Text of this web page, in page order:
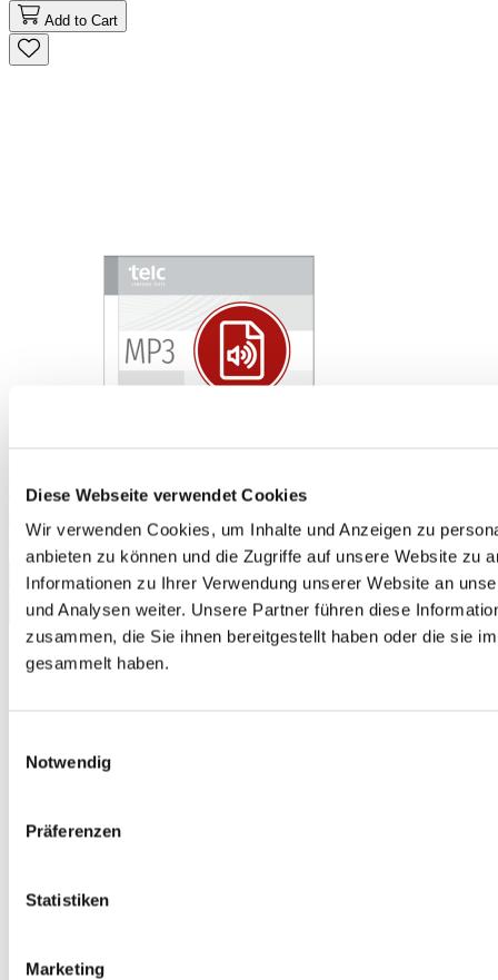
Diese Webseite verwendet Cookies
Wir verwenden Cookies, um Inhalte und Anzeigen zu
anbieten zu können und die Zugriffe auf unsere Website zu
Informationen zu Ihrer Verwendung unserer Website an
und Analysen weiter. Unsere Partner führen diese
zusammen, die Sie ihnen bereitgestellt haben oder die sie
gesammelt haben.
Notwendig
Präferenzen
Statistiken
Marketing
Add to Cart
telc Deutsch C1 Hochschule, Mock Examination version 2, MP3
€13.50
Add to Cart